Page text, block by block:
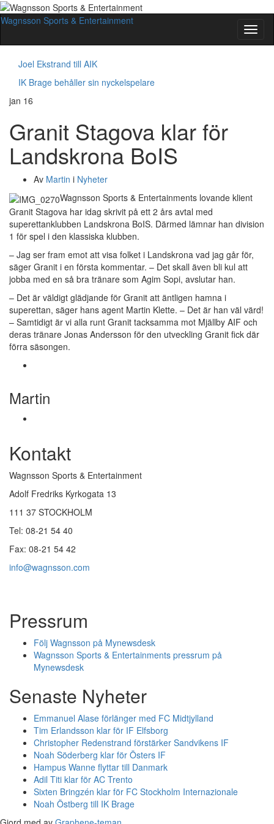
Slå
på/av
Wagnsson Sports & Entertainment
Joel Ekstrand till AIK
IK Brage behåller sin nyckelspelare
jan 16
Granit Stagova klar för
Landskrona BoIS
Av Martin i Nyheter
Wagnsson Sports & Entertainments lovande klient
Granit Stagova har idag skrivit på ett 2 års avtal med
superettanklubben Landskrona BoIS. Därmed lämnar han division
1 för spel i den klassiska klubben.
– Jag ser fram emot att visa folket i Landskrona vad jag går för,
säger Granit i en första kommentar. – Det skall även bli kul att
jobba med en så bra tränare som Agim Sopi, avslutar han.
– Det är väldigt glädjande för Granit att äntligen hamna i
superettan, säger hans agent Martin Klette. – Det är han väl värd!
– Samtidigt är vi alla runt Granit tacksamma mot Mjällby AIF och
deras tränare Jonas Andersson för den utveckling Granit fick där
förra säsongen.
Martin
Kontakt
Wagnsson Sports & Entertainment
Adolf Fredriks Kyrkogata 13
111 37 STOCKHOLM
Tel: 08-21 54 40
Fax: 08-21 54 42
info@wagnsson.com
Pressrum
Följ Wagnsson på Mynewsdesk
Wagnsson Sports & Entertainments pressrum på
Mynewsdesk
Senaste Nyheter
Emmanuel Alase förlänger med FC Midtjylland
Tim Erlandsson klar för IF Elfsborg
Christopher Redenstrand förstärker Sandvikens IF
Noah Söderberg klar för Östers IF
Hampus Wanne flyttar till Danmark
Adil Titi klar för AC Trento
Sixten Bringzén klar för FC Stockholm Internazionale
Noah Östberg till IK Brage